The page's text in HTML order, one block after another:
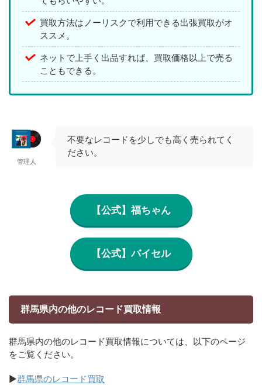
買取方法はノーリスクで利用できる出張買取がオ
ススメ。
ネットで上手く出品すれば、買取価格以上で売る
こともできる。
管理人
不要なレコードを少しでも高く売られてく
ださい。
【公式】福ちゃん
【公式】バイセル
群馬県内の他のレコード買取情報
群馬県内の他のレコード買取情報については、以下のページ
をご覧ください。
▶群馬県のレコード買取